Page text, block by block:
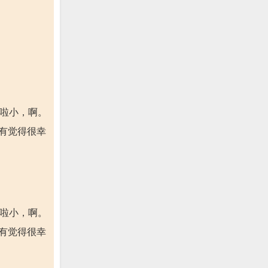
小，啊。
觉得很幸
小，啊。
觉得很幸